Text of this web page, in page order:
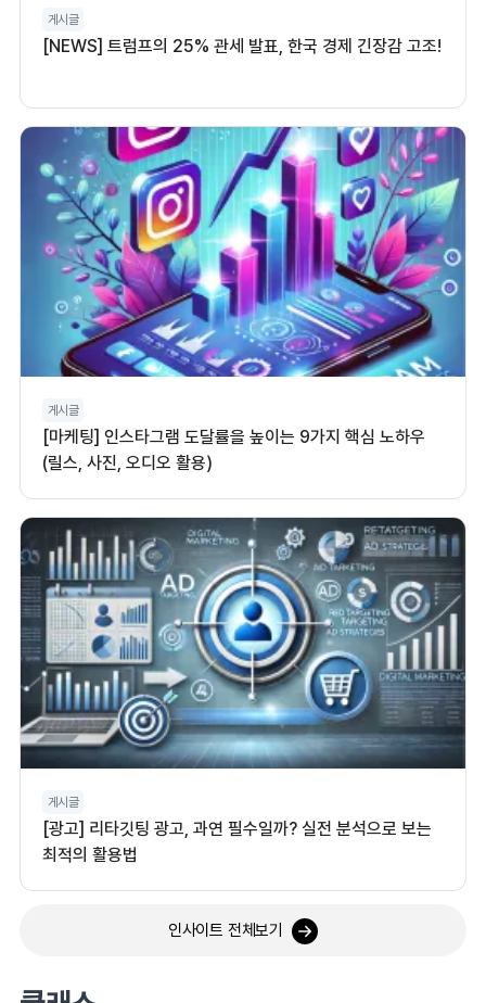
게시글
[NEWS] 트럼프의 25% 관세 발표, 한국 경제 긴장감 고조!
게시글
[마케팅] 인스타그램 도달률을 높이는 9가지 핵심 노하우
(릴스, 사진, 오디오 활용)
게시글
[광고] 리타깃팅 광고, 과연 필수일까? 실전 분석으로 보는
최적의 활용법
인사이트 전체보기